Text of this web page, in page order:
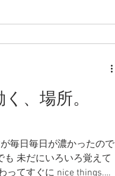
く、場所。
毎日毎日が濃かったので
未だにいろいろ覚えて
ってすぐに nice things.と